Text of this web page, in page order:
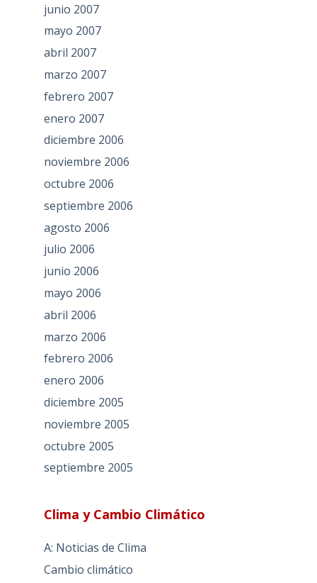
junio 2007
mayo 2007
abril 2007
marzo 2007
febrero 2007
enero 2007
diciembre 2006
noviembre 2006
octubre 2006
septiembre 2006
agosto 2006
julio 2006
junio 2006
mayo 2006
abril 2006
marzo 2006
febrero 2006
enero 2006
diciembre 2005
noviembre 2005
octubre 2005
septiembre 2005
Clima y Cambio Climático
A: Noticias de Clima
Cambio climático